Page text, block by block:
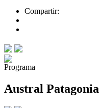
Compartir:
Programa
Austral Patagonia